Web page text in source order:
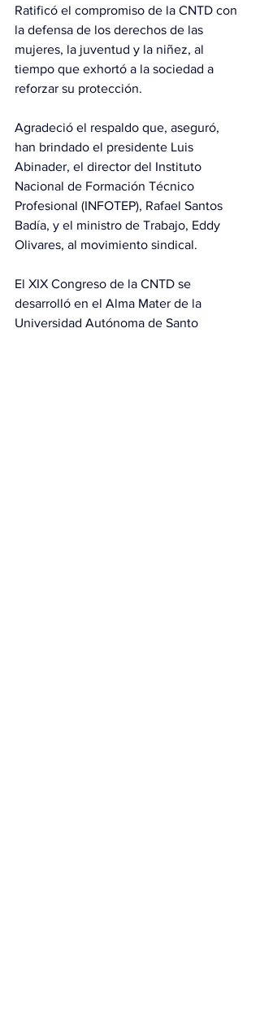
Ratificó el compromiso de la CNTD con
la defensa de los derechos de las
mujeres, la juventud y la niñez, al
tiempo que exhortó a la sociedad a
reforzar su protección.
Agradeció el respaldo que, aseguró,
han brindado el presidente Luis
Abinader, el director del Instituto
Nacional de Formación Técnico
Profesional (INFOTEP), Rafael Santos
Badía, y el ministro de Trabajo, Eddy
Olivares, al movimiento sindical.
El XIX Congreso de la CNTD se
desarrolló en el Alma Mater de la
Universidad Autónoma de Santo